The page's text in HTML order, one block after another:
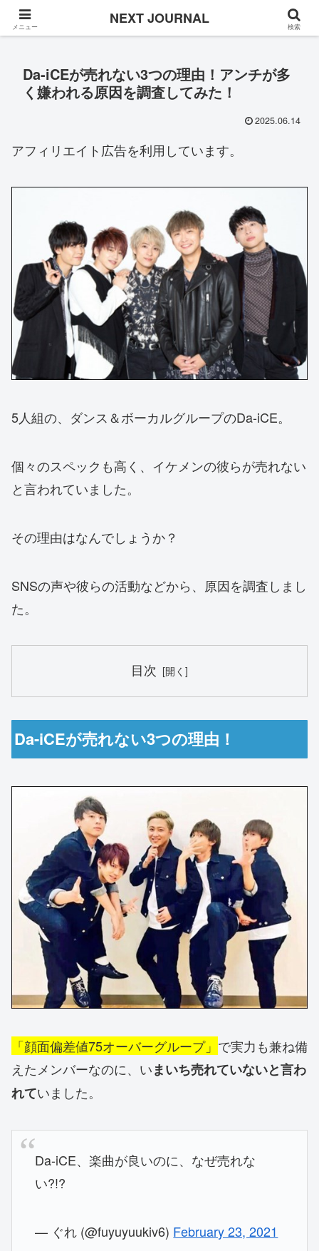
Once in a while
Da-iCEが売れない3つの理由！アンチが多
く嫌われる原因を調査してみた！
2025.06.14
アフィリエイト広告を利用しています。
5人組の、ダンス＆ボーカルグループのDa-iCE。
個々のスペックも高く、イケメンの彼らが売れない
と言われていました。
その理由はなんでしょうか？
SNSの声や彼らの活動などから、原因を調査しまし
た。
目次
Da-iCEが売れない3つの理由！
「顔面偏差値75オーバーグループ」 で実力も兼ね備
えたメンバーなのに、いまいち売れていないと言わ
れていました。
Da-iCE、楽曲が良いのに、なぜ売れな
い?!?
— ぐれ (@fuyuyuukiv6) February 23, 2021
メニュー NEXT JOURNAL 検索